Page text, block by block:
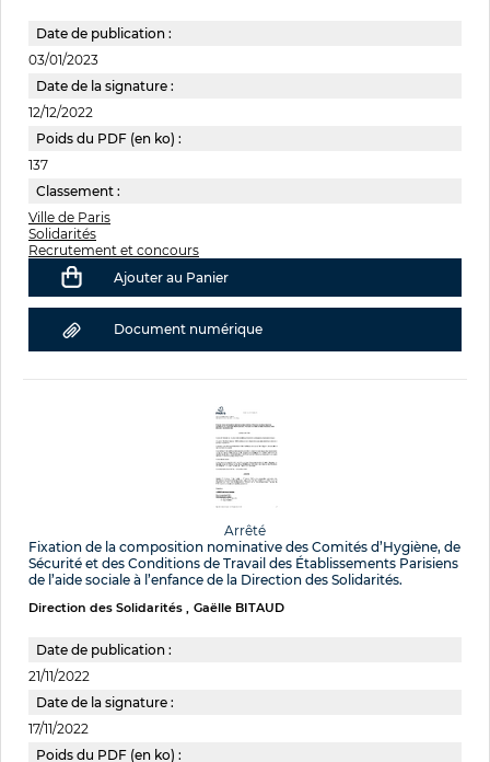
Date de publication :
03/01/2023
Date de la signature :
12/12/2022
Poids du PDF (en ko) :
137
Classement :
Ville de Paris
Solidarités
Recrutement et concours
Ajouter au Panier
Document numérique
Arrêté
Fixation de la composition nominative des Comités d’Hygiène, de
Sécurité et des Conditions de Travail des Établissements Parisiens
de l’aide sociale à l’enfance de la Direction des Solidarités.
Direction des Solidarités Gaëlle BITAUD
Date de publication :
21/11/2022
Date de la signature :
17/11/2022
Poids du PDF (en ko) :